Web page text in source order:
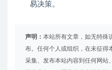
易决策。
声明： 本站所有文章，如无特殊
布。任何个人或组织，在未征得
采集、发布本站内容到任何网站